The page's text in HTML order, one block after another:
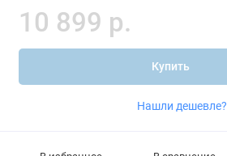
10 899 р.
Купить
Нашли дешевле?